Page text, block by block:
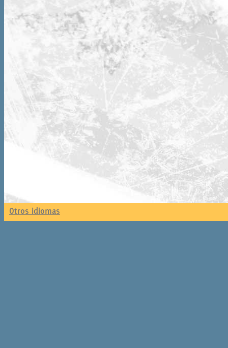
Otros idiomas